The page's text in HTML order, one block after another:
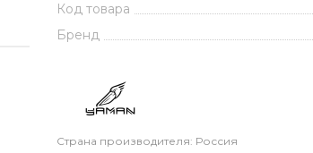
Код товара
Бренд
Страна производителя: Россия